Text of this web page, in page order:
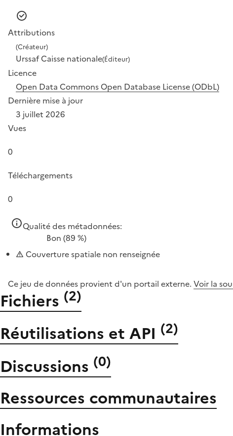
Attributions
(Créateur)
Urssaf Caisse nationale(Éditeur)
Licence
Open Data Commons Open Database License (ODbL)
Dernière mise à jour
3 juillet 2026
Vues
0
Téléchargements
0
Qualité des métadonnées:
Bon (89 %)
Couverture spatiale non renseignée
Ce jeu de données provient d'un portail externe. Voir la
Fichiers (2)
Réutilisations et API (2)
Discussions (0)
Ressources communautaires
Informations